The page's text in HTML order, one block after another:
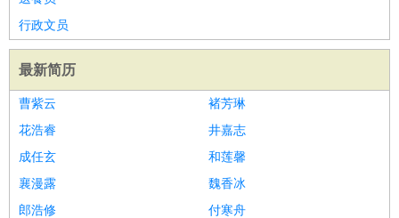
行政文员
最新简历
曹紫云
褚芳琳
花浩睿
井嘉志
成任玄
和莲馨
襄漫露
魏香冰
郎浩修
付寒舟